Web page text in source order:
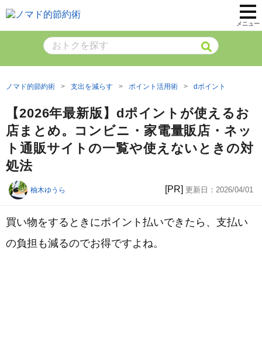
メニュー
ノマド的節約術 支出を減らす ポイント活用術 dポイント
【2026年最新版】dポイントが使えるお
店まとめ。コンビニ・家電量販店・ネッ
ト通販サイトの一覧や使えないときの対
処法
柚木ゆうら [PR] 更新日： 2026/04/01
買い物をするときにポイント払いできたら、支払い
の負担も減るのでお得ですよね。